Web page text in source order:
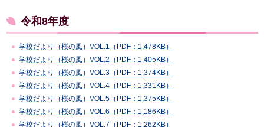
令和8年度
学校だより（桜の風）VOL.1（PDF：1,478KB）
学校だより（桜の風）VOL.2（PDF：1,405KB）
学校だより（桜の風）VOL.3（PDF：1,374KB）
学校だより（桜の風）VOL.4（PDF：1,331KB）
学校だより（桜の風）VOL.5（PDF：1,375KB）
学校だより（桜の風）VOL.6（PDF：1,186KB）
学校だより（桜の風）VOL.7（PDF：1,262KB）